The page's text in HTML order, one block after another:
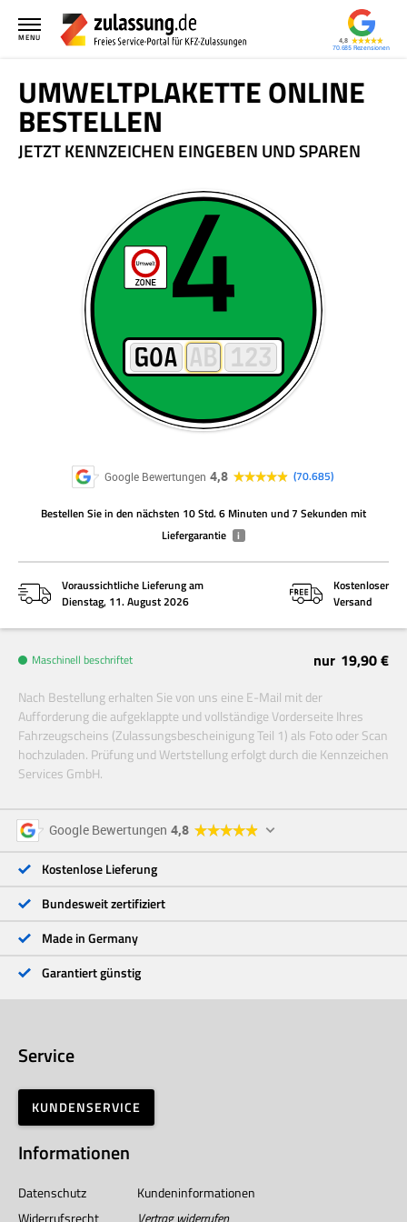
4,8
70.685
MENU
UMWELTPLAKETTE ONLINE
BESTELLEN
JETZT KENNZEICHEN EINGEBEN UND SPAREN
Google Bewertungen 4,8 70.685
Bestellen Siein den nächsten 10 Std. 6 Minuten und 7 Sekunden mit
Liefergarantie
i
Voraussichtliche Lieferung am
Dienstag, 11. August 2026
Kostenloser
Versand
Maschinell beschriftet nur 19,90 €
Nach Bestellung erhalten Sie von uns eine E-Mail mit der
Aufforderung die aufgeklappte und vollständige Vorderseite Ihres
Fahrzeugscheins (Zulassungsbescheinigung Teil 1) als Foto oder Scan
hochzuladen. Prüfung und Wertstellung erfolgt durch die Kennzeichen
Services GmbH.
Google Bewertungen 4,8
4 Sterne
3 Sterne
<1 %
2 Sterne
1 Stern
<1 %
Kostenlose Lieferung
Bundesweit zertifiziert
Made in Germany
Garantiert günstig
Service
KUNDENSERVICE
Informationen
Datenschutz
Kundeninformationen
Widerrufsrecht
Vertrag widerrufen